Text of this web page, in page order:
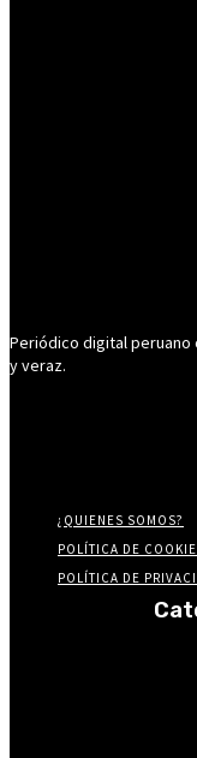
Periódico digital peruano
y veraz.
¿QUIENES SOMOS?
POLÍTICA DE
POLÍTICA DE